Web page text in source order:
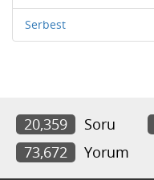
Serbest
20,359 Soru
73,672
Yorum